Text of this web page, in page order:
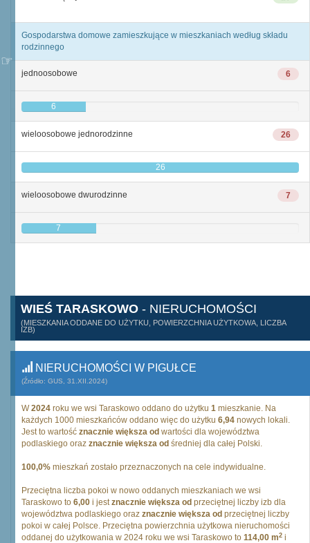
Gospodarstwa domowe zamieszkujące w mieszkaniach według składu
rodzinnego
6
jednoosobowe
6
26
wieloosobowe jednorodzinne
26
7
wieloosobowe dwurodzinne
7
WIEŚ TARASKOWO - NIERUCHOMOŚCI
(MIESZKANIA ODDANE DO UŻYTKU, POWIERZCHNIA UŻYTKOWA, LICZBA
IZB)
NIERUCHOMOŚCI W PIGUŁCE
(Źródło: GUS, 31.XII.2024)
W2024 roku we wsi Taraskowo oddano do użytku 1 mieszkanie. Na
każdych 1000 mieszkańców oddano więc do użytku 6,94 nowych lokali.
Jest to wartość znacznie większa od wartości dla województwa
podlaskiego oraz znacznie większa od średniej dla całej Polski.
100,0% mieszkań zostało przeznaczonych na cele indywidualne.
Przeciętna liczba pokoi w nowo oddanych mieszkaniach we wsi
Taraskowo to 6,00 i jestznacznie większa od przeciętnej liczby izb dla
województwa podlaskiego oraz znacznie większa od przeciętnej liczby
pokoi w całej Polsce. Przeciętna powierzchnia użytkowa nieruchomości
oddanej do użytkowania w 2024 roku we wsi Taraskowo to 114,00 m2 i